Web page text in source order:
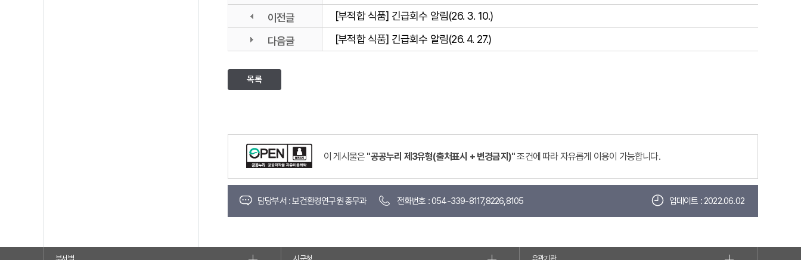
이전글
[부적합 식품] 긴급회수 알림(26. 3. 10.)
다음글
[부적합 식품] 긴급회수 알림(26. 4. 27.)
목록
이 게시물은 "공공누리 제3유형(출처표시 + 변경금지)"조건에 따라 자유롭게 이용이 가능합니다.
담당부서 : 보건환경연구원 총무과 전화번호 : 054-339-8117,8226,8105 업데이트 : 2022.06.02